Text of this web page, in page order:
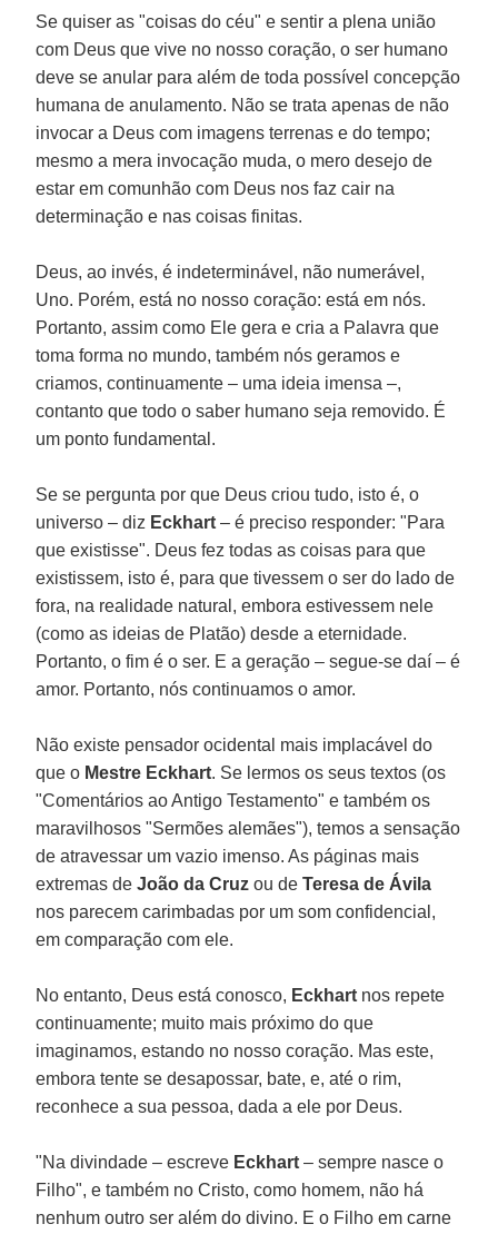
Se quiser as "coisas do céu" e sentir a plena união
com Deus que vive no nosso coração, o ser humano
deve se anular para além de toda possível concepção
humana de anulamento. Não se trata apenas de não
invocar a Deus com imagens terrenas e do tempo;
mesmo a mera invocação muda, o mero desejo de
estar em comunhão com Deus nos faz cair na
determinação e nas coisas finitas.
Deus, ao invés, é indeterminável, não numerável,
Uno. Porém, está no nosso coração: está em nós.
Portanto, assim como Ele gera e cria a Palavra que
toma forma no mundo, também nós geramos e
criamos, continuamente – uma ideia imensa –,
contanto que todo o saber humano seja removido. É
um ponto fundamental.
Se se pergunta por que Deus criou tudo, isto é, o
universo – diz Eckhart– é preciso responder: "Para
que existisse". Deus fez todas as coisas para que
existissem, isto é, para que tivessem o ser do lado de
fora, na realidade natural, embora estivessem nele
(como as ideias de Platão) desde a eternidade.
Portanto, o fim é o ser. E a geração – segue-se daí – é
amor. Portanto, nós continuamos o amor.
Não existe pensador ocidental mais implacável do
que o Mestre Eckhart. Se lermos os seus textos (os
"Comentários ao Antigo Testamento" e também os
maravilhosos "Sermões alemães"), temos a sensação
de atravessar um vazio imenso. As páginas mais
extremas deJoão da Cruzou deTeresa de Ávila
nos parecem carimbadas por um som confidencial,
em comparação com ele.
No entanto, Deus está conosco, Eckhart nos repete
continuamente; muito mais próximo do que
imaginamos, estando no nosso coração. Mas este,
embora tente se desapossar, bate, e, até o rim,
reconhece a sua pessoa, dada a ele por Deus.
"Na divindade – escreve Eckhart– sempre nasce o
Filho", e também no Cristo, como homem, não há
nenhum outro ser além do divino. E o Filho em carne